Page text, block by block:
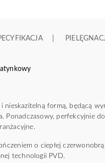
nieskazitelną formą, będącą
Ponadczasowy, perfekcyjnie
o ciepłej
technologii PVD.